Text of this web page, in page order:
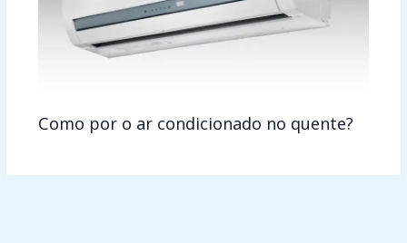
Como por o ar condicionado no quente?